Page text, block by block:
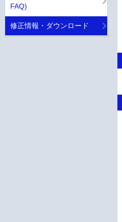
FAQ)
修正情報・ダウンロード